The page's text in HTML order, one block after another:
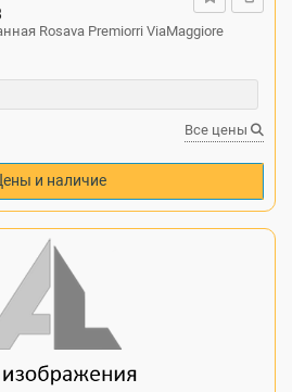
Rosava Premiorri ViaMaggiore
Все цены
Цены и наличие